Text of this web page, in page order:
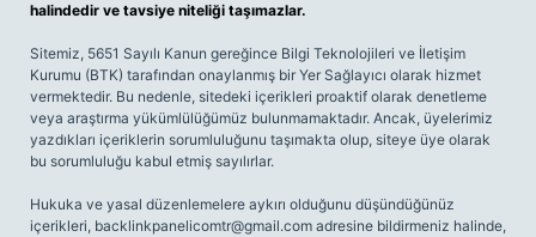
halindedir ve tavsiye niteliği taşımazlar.
Sitemiz, 5651 Sayılı Kanun gereğince Bilgi Teknolojileri ve İletişim
Kurumu (BTK) tarafından onaylanmış bir Yer Sağlayıcı olarak hizmet
vermektedir. Bu nedenle, sitedeki içerikleri proaktif olarak denetleme
veya araştırma yükümlülüğümüz bulunmamaktadır. Ancak, üyelerimiz
yazdıkları içeriklerin sorumluluğunu taşımakta olup, siteye üye olarak
bu sorumluluğu kabul etmiş sayılırlar.
Hukuka ve yasal düzenlemelere aykırı olduğunu düşündüğünüz
içerikleri, backlinkpanelicomtr@gmail.com adresine bildirmeniz halinde,